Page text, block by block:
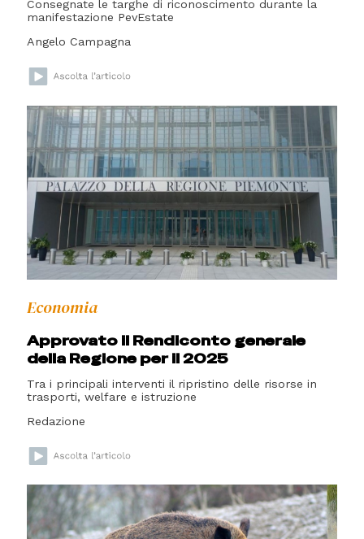
Consegnate le targhe di riconoscimento durante la
manifestazione PevEstate
Angelo Campagna
Economia
Approvato il Rendiconto generale
della Regione per il 2025
Tra i principali interventi il ripristino delle risorse in
trasporti, welfare e istruzione
Redazione